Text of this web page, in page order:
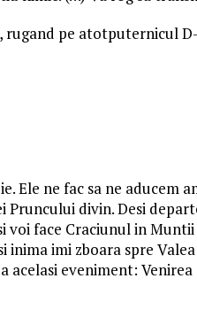
pe atotputernicul
Ele ne fac sa ne aducem
divin. Desi
voi face Craciunul in Muntii
inima imi zboara spre Valea
acelasi eveniment: Venirea